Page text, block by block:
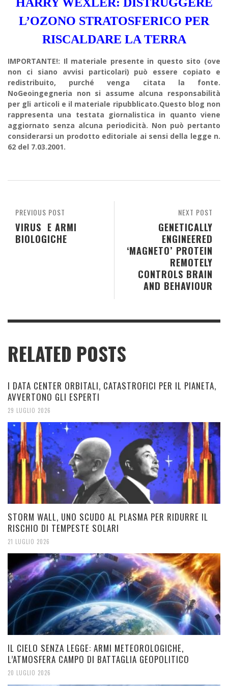
HARRY WEXLER: DISTRUGGERE
L’OZONO STRATOSFERICO PER
RISCALDARE LA TERRA
IMPORTANTE!: Il materiale presente in questo sito (ove
non ci siano avvisi particolari) può essere copiato e
redistribuito, purché venga citata la fonte.
NoGeoingegneria non si assume alcuna responsabilità
per gli articoli e il materiale ripubblicato.Questo blog non
rappresenta una testata giornalistica in quanto viene
aggiornato senza alcuna periodicità. Non può pertanto
considerarsi un prodotto editoriale ai sensi della legge n.
62 del 7.03.2001.
NEXT POST
GENETICALLY
ENGINEERED
‘MAGNETO’ PROTEIN
REMOTELY
CONTROLS BRAIN
AND BEHAVIOUR
PREVIOUS POST
VIRUS E ARMI
BIOLOGICHE
RELATED POSTS
I DATA CENTER ORBITALI, CATASTROFICI PER IL PIANETA,
AVVERTONO GLI ESPERTI
29 LUGLIO 2026
STORM WALL, UNO SCUDO AL PLASMA PER RIDURRE IL
RISCHIO DI TEMPESTE SOLARI
21 LUGLIO 2026
IL CIELO SENZA LEGGE: ARMI METEOROLOGICHE,
L’ATMOSFERA CAMPO DI BATTAGLIA GEOPOLITICO
20 LUGLIO 2026